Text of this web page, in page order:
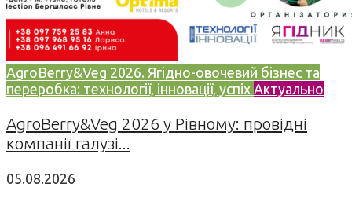
AgroBerry&Veg 2026. Ягідно-овочевий бізнес та
переробка: технології, інновації, успіх Актуально
AgroBerry&Veg 2026 у Рівному: провідні
компанії галузі...
05.08.2026